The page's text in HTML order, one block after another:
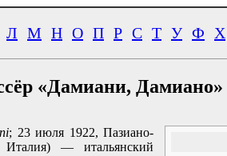
Л М Н О П Р С Т У Ф Х
«Дамиани, Дамиано»
; 23 июля 1922, Пазиано-
Италия) — итальянский